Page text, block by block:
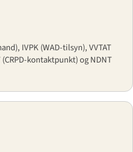
IVPK (WAD-tilsyn), VVTAT
kontaktpunkt) og NDNT